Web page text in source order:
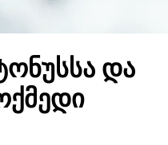
და